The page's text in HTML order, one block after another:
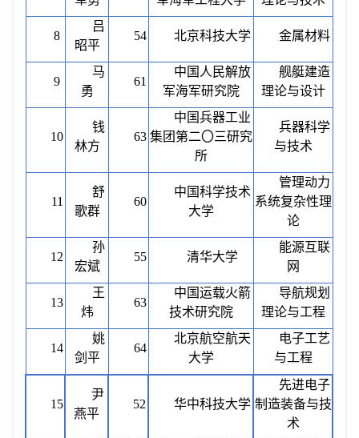
8
吕
昭平
54 北京科技大学 金属材料
9
马
勇
61
中国人民解放
军海军研究院
舰艇建造
理论与设计
10
钱
林方
63
中国兵器工业
集团第二〇三研究
所
兵器科学
与技术
11
舒
歌群
60
中国科学技术
大学
管理动力
系统复杂性理
论
12
孙
宏斌
55 清华大学
能源互联
网
13
王
炜
63
中国运载火箭
技术研究院
导航规划
理论与工程
14
姚
剑平
64
北京航空航天
大学
电子工艺
与工程
15
尹
燕平
52 华中科技大学
先进电子
制造装备与技
术